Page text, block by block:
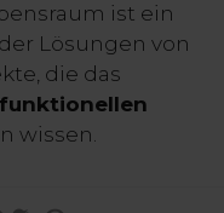
ist ein
Lösungen von
die das
wissen.